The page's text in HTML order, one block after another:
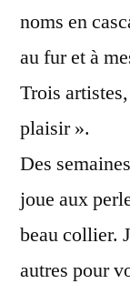
noms en
au fur et à
Trois
plaisir ».
Des
joue aux
beau collier.
autres pour